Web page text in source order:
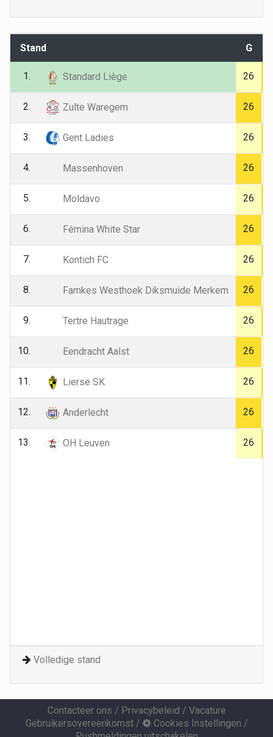
Stand G
1. Standard Liège 26
2. Zulte Waregem 26
3. Gent Ladies 26
4. Massenhoven 26
5. Moldavo 26
6. Fémina White Star 26
7. Kontich FC 26
8. Famkes Westhoek Diksmuide Merkem 26
9. Tertre Hautrage 26
10. Eendracht Aalst 26
11. Lierse SK 26
12. Anderlecht 26
13. OH Leuven 26
Volledige stand
Contacteer ons / Privacybeleid / Vacature
Gebruikersovereenkomst/ Cookies Instellingen /